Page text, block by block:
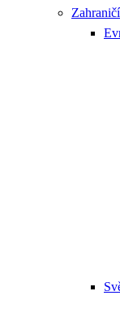
Zahraničí